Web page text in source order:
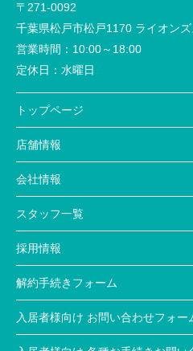
〒271-0092
千葉県松戸市松戸1170 ライオン
営業時間： 10:00～18:00
定休日： 水曜日
トップページ
店舗情報
会社情報
スタッフ一覧
採用情報
解約手続きフォーム
入居者様向け お問い合わせフォー